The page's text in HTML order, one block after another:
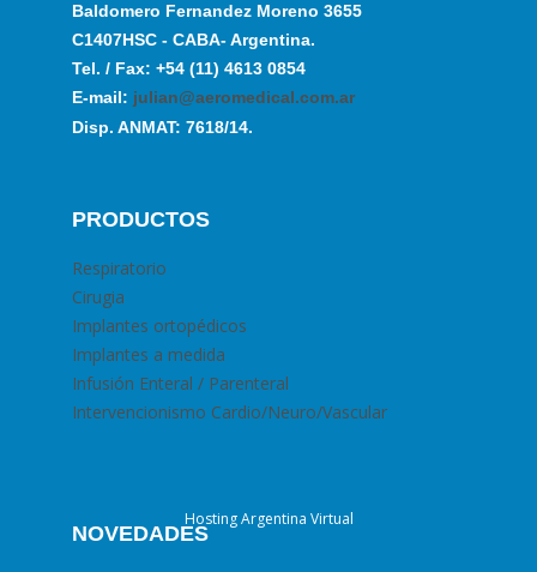
Baldomero Fernandez Moreno 3655
C1407HSC - CABA- Argentina.
Tel. / Fax: +54 (11) 4613 0854
E-mail: julian@aeromedical.com.ar
Disp. ANMAT: 7618/14.
PRODUCTOS
Respiratorio
Cirugia
Implantes ortopédicos
Implantes a medida
Infusión Enteral / Parenteral
Intervencionismo Cardio/Neuro/Vascular
NOVEDADES
Hosting Argentina Virtual